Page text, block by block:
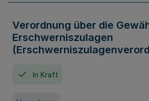
Verordnung über die
Erschwerniszulagen
In Kraft